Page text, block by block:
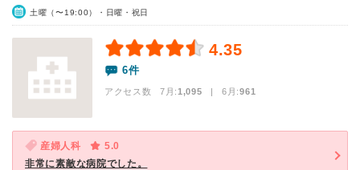
土曜（〜19:00）・日曜・祝日
4.35
6件
アクセス数 7月:1,095 | 6月:961
産婦人科
5.0
非常に素敵な病院でした。